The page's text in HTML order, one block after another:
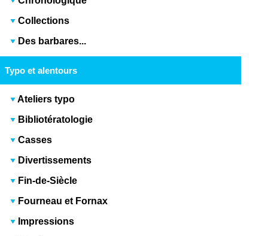
Collections
Des barbares...
Typo et alentours
Ateliers typo
Bibliotératologie
Casses
Divertissements
Fin-de-Siècle
Fourneau et Fornax
Impressions